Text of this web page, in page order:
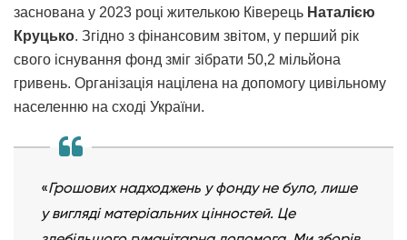
заснована у 2023 році жителькою Ківерець Наталією
Круцько. Згідно з фінансовим звітом, у перший рік
свого існування фонд зміг зібрати 50,2 мільйона
гривень. Організація націлена на допомогу цивільному
населенню на сході України.
«Грошових надходжень у фонду не було, лише
у вигляді матеріальних цінностей. Це